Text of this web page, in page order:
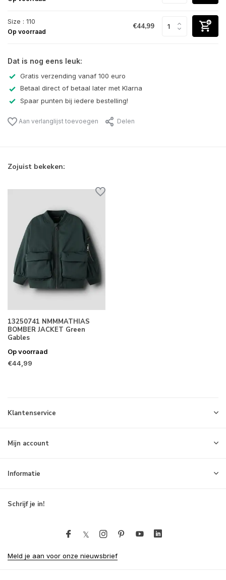
Size : 110
Op voorraad
€44,99
Dat is nog eens leuk:
Gratis verzending vanaf 100 euro
Betaal direct of betaal later met Klarna
Spaar punten bij iedere bestelling!
Aan verlanglijst toevoegen Delen
Zojuist bekeken:
13250741 NMMMATHIAS
BOMBER JACKET Green
Gables
Op voorraad
€44,99
Klantenservice
Mijn account
Informatie
Schrijf je in!
Meld je aan voor onze nieuwsbrief